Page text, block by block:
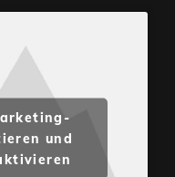
und